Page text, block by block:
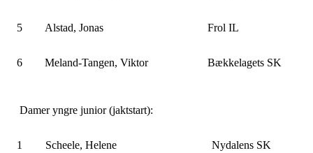
5 Alstad, Jonas Frol IL
6 Meland-Tangen, Viktor Bækkelagets SK
Damer yngre junior (jaktstart):
1 Scheele, Helene Nydalens SK